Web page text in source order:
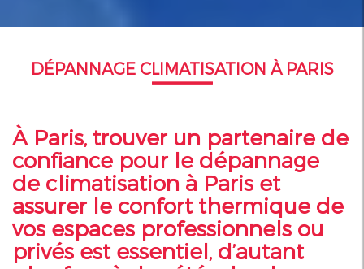
DÉPANNAGE CLIMATISATION À PARIS
À Paris, trouver un partenaire de
confiance pour le dépannage
de climatisation à Paris et
assurer le confort thermique de
vos espaces professionnels ou
privés est essentiel, d’autant